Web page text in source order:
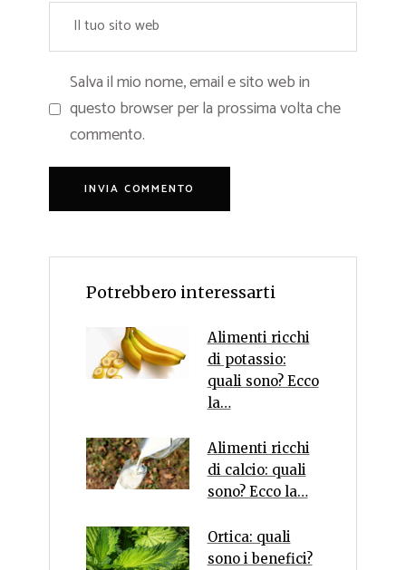
Salva il mio nome, email e sito web in
questo browser per la prossima volta che
commento.
Potrebbero interessarti
Alimenti ricchi
di potassio:
quali sono? Ecco
la…
Alimenti ricchi
di calcio: quali
sono? Ecco la…
Ortica: quali
sono i benefici?